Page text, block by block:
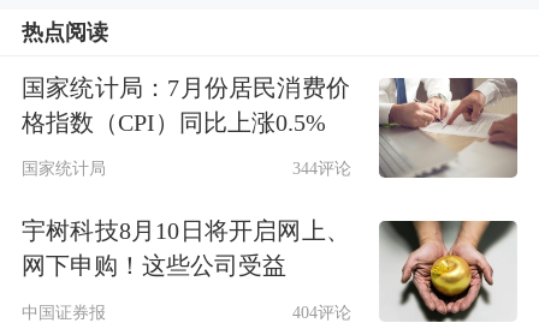
费支出贡献率有望升至65%，拉动GDP
韧性“保驾护航”。
推动重点城市消费持续增长
《21世纪》：2025年重点任务第一项就
是大力提振消费、提高投资效益，全方
热点阅读
国家统计局：7月份居民消费价
格指数（CPI）同比上涨0.5%
国家统计局 344评论
宇树科技8月10日将开启网上、
网下申购！这些公司受益
中国证券报 404评论